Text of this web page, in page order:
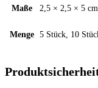
Maße
2,5 × 2,5 × 5 cm
Menge 5 Stück, 10